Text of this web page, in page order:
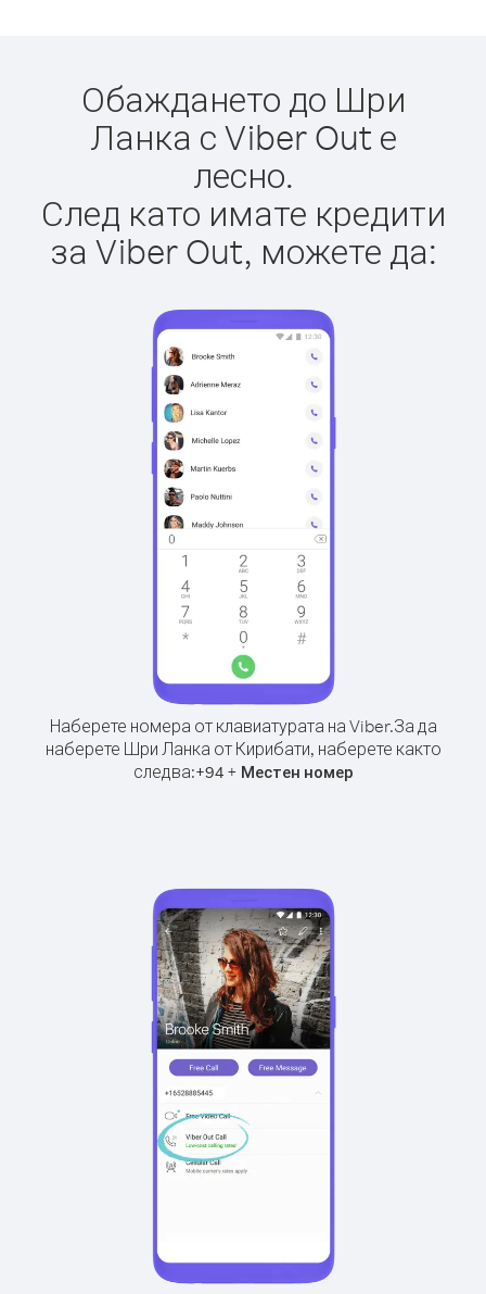
Обаждането до Шри
Ланка с Viber Out е
лесно.
След като имате кредити
за Viber Out, можете да:
Наберете номера от клавиатурата на Viber.За да
наберете Шри Ланка от Кирибати, наберете както
следва:+94+ Местен номер